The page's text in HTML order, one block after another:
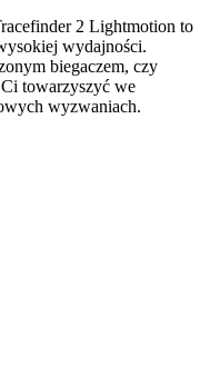
2 Lightmotion to
wydajności.
biegaczem, czy
towarzyszyć we
wyzwaniach.